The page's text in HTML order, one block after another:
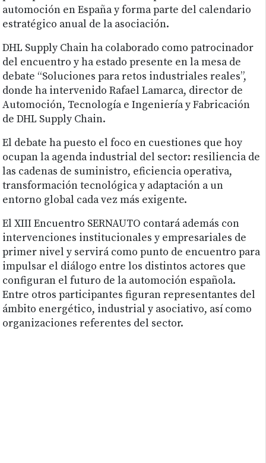
automoción en España y forma parte del calendario
estratégico anual de la asociación.
DHL Supply Chain ha colaborado como patrocinador
del encuentro y ha estado presente en la mesa de
debate “Soluciones para retos industriales reales”,
donde ha intervenido Rafael Lamarca, director de
Automoción, Tecnología e Ingeniería y Fabricación
de DHL Supply Chain.
El debate ha puesto el foco en cuestiones que hoy
ocupan la agenda industrial del sector: resiliencia de
las cadenas de suministro, eficiencia operativa,
transformación tecnológica y adaptación a un
entorno global cada vez más exigente.
El XIII Encuentro SERNAUTO contará además con
intervenciones institucionales y empresariales de
primer nivel y servirá como punto de encuentro para
impulsar el diálogo entre los distintos actores que
configuran el futuro de la automoción española.
Entre otros participantes figuran representantes del
ámbito energético, industrial y asociativo, así como
organizaciones referentes del sector.